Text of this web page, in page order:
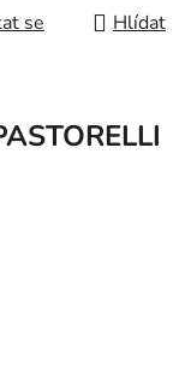
se
Hlídat